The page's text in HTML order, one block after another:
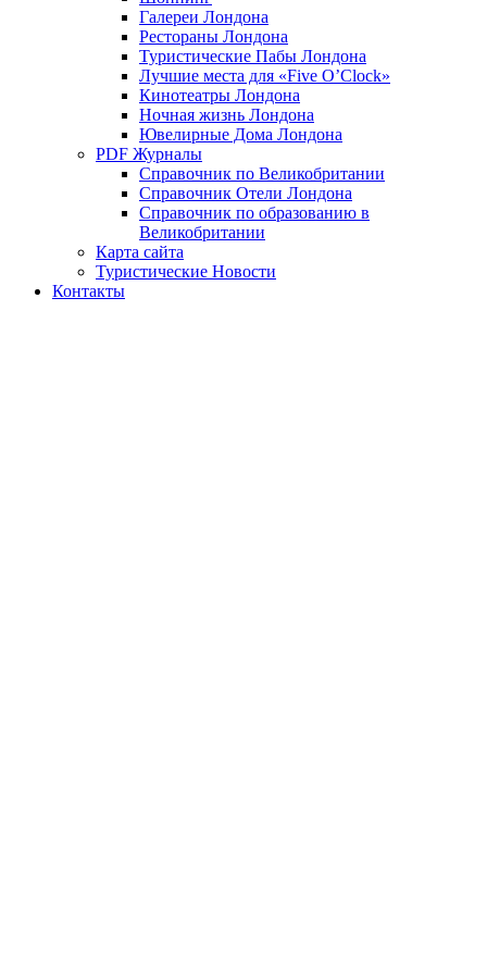
Галереи Лондона
Рестораны Лондона
Туристические Пабы Лондона
Лучшие места для «Five O’Clock»
Кинотеатры Лондона
Ночная жизнь Лондона
Ювелирные Дома Лондона
PDF Журналы
Справочник по Великобритании
Справочник Отели Лондона
Справочник по образованию в
Великобритании
Карта сайта
Туристические Новости
Контакты